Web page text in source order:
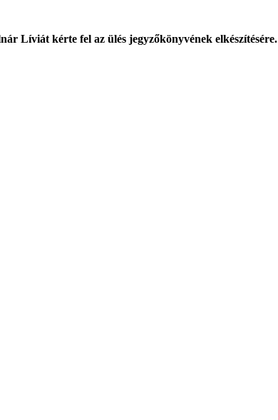
Líviát kérte fel az ülés jegyzőkönyvének elkészítésére.